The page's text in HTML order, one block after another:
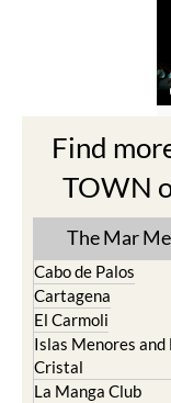
Find
TOWN
The Mar
Cabo de Palos
Cartagena
El Carmoli
Islas Menores and
Cristal
La Manga Club